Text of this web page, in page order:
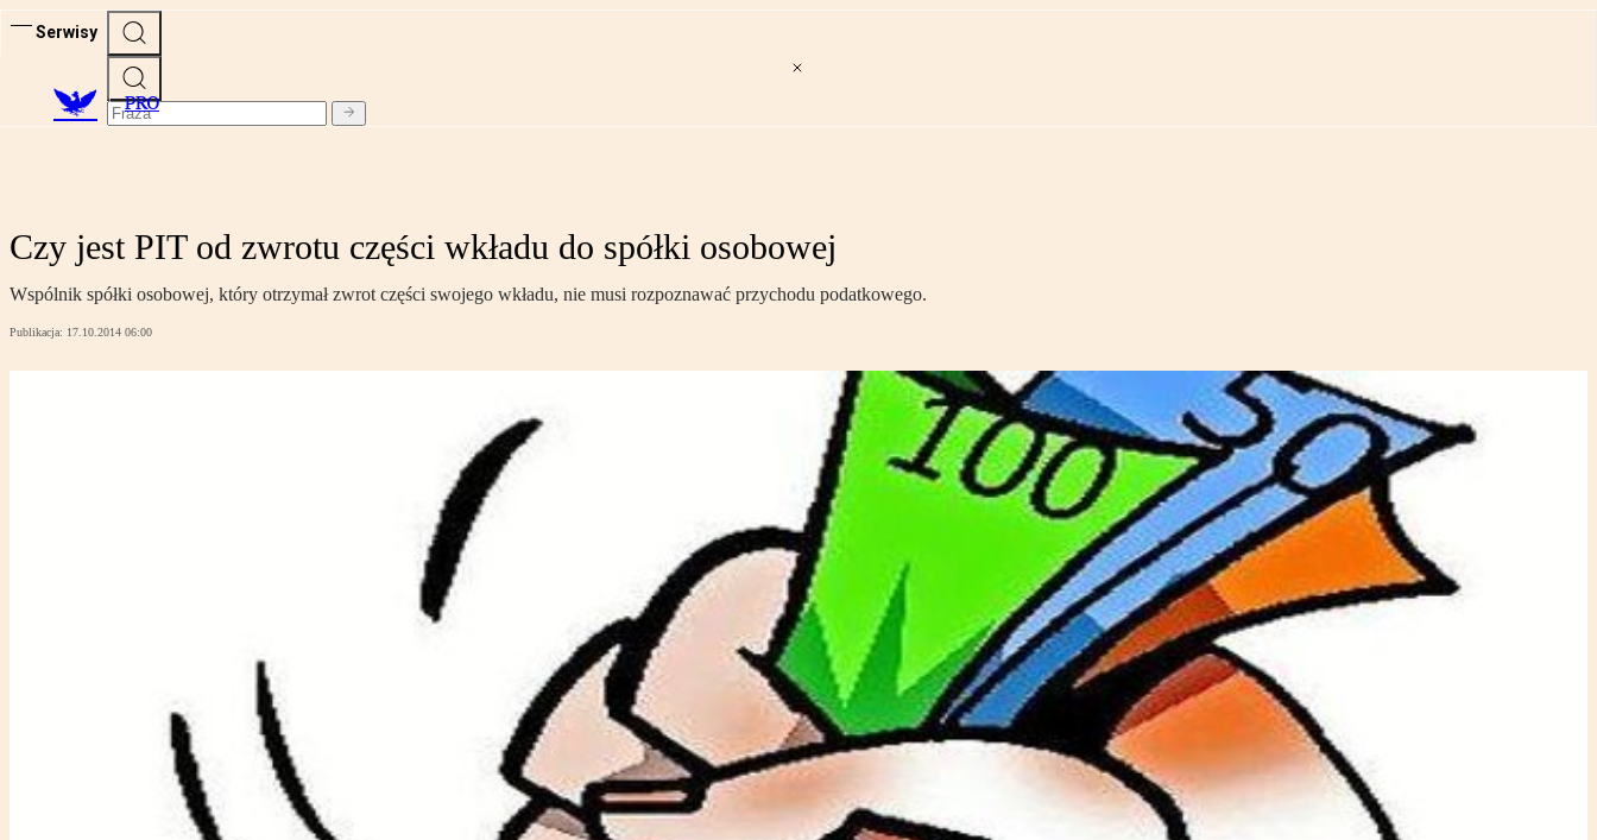
Serwisy
PRO
Czy jest PIT od zwrotu części wkładu do spółki osobowej
Wspólnik spółki osobowej, który otrzymał zwrot części swojego wkładu, nie musi rozpoznawać przychodu podatkowego.
Publikacja: 17.10.2014 06:00